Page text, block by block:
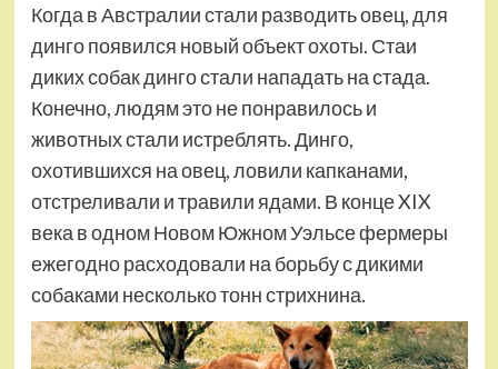
Когда в Австралии стали разводить овец, для
динго появился новый объект охоты. Стаи
диких собак динго стали нападать на стада.
Конечно, людям это не понравилось и
животных стали истреблять. Динго,
охотившихся на овец, ловили капканами,
отстреливали и травили ядами. В конце XIX
века в одном Новом Южном Уэльсе фермеры
ежегодно расходовали на борьбу с дикими
собаками несколько тонн стрихнина.